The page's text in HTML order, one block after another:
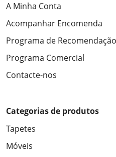
A Minha Conta
Acompanhar Encomenda
Programa de Recomendação
Programa Comercial
Contacte-nos
Categorias de produtos
Tapetes
Móveis